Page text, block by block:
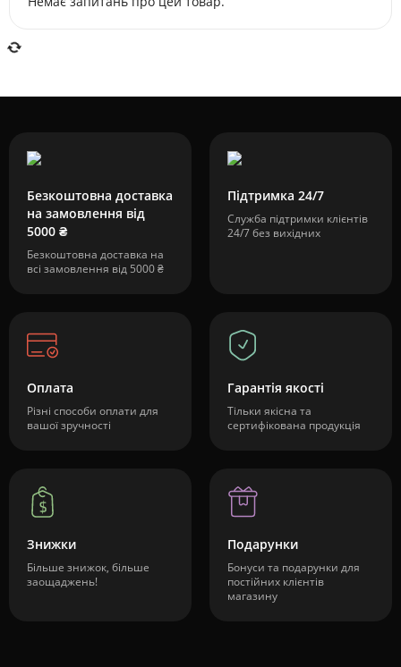
Безкоштовна доставка
на замовлення від
5000 ₴
Безкоштовна доставка на
всі замовлення від 5000 ₴
Підтримка 24/7
Служба підтримки клієнтів
24/7 без вихідних
Оплата
Різні способи оплати для
вашої зручності
Гарантія якості
Тільки якісна та
сертифікована продукція
Знижки
Більше знижок, більше
заощаджень!
Подарунки
Бонуси та подарунки для
постійних клієнтів
магазину